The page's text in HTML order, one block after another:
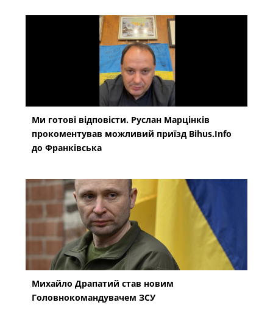
Ми готові відповісти. Руслан Марцінків
прокоментував можливий приїзд Bihus.Info
до Франківська
Михайло Драпатий став новим
Головнокомандувачем ЗСУ